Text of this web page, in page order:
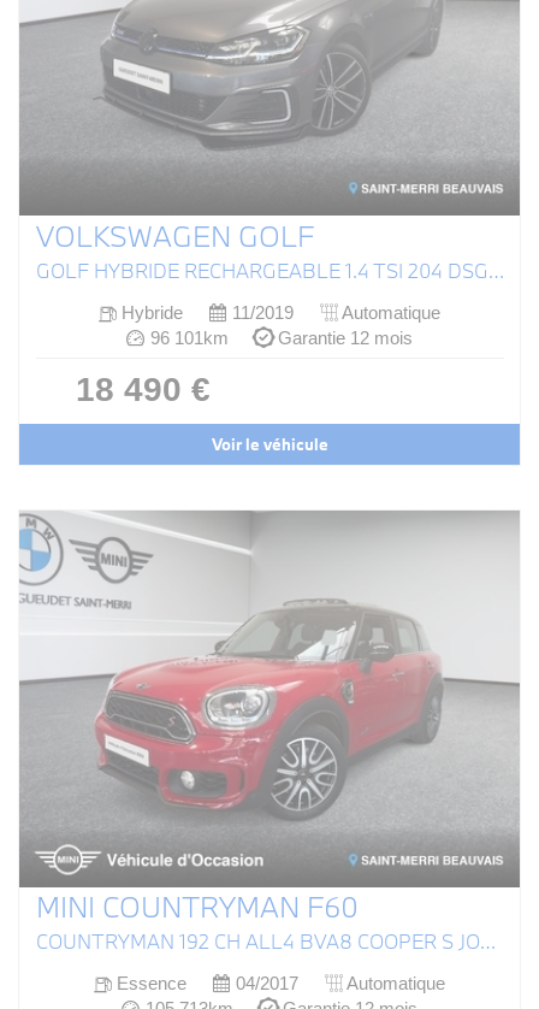
VOLKSWAGEN GOLF
GOLF HYBRIDE RECHARGEABLE 1.4 TSI 204 DSG6 GTE
Hybride 11/2019
Automatique
96 101km
Garantie 12 mois
18 490 €
Voir le véhicule
MINI COUNTRYMAN F60
COUNTRYMAN 192 CH ALL4 BVA8 COOPER S JOHN COOPER WORKS
Essence 04/2017
Automatique